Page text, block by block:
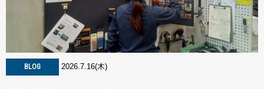
BLOG 2026.7.16(木)